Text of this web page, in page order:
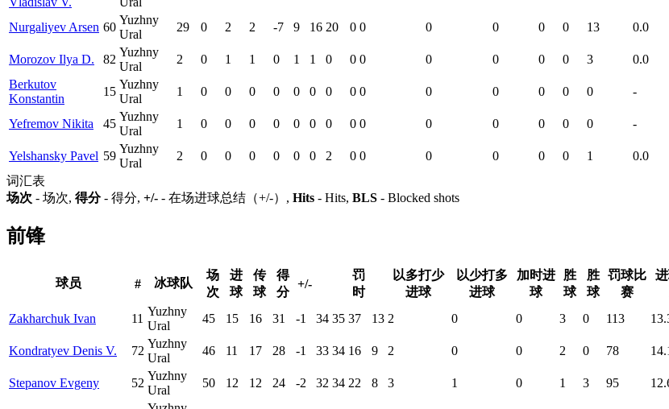
Nurgaliyev Arsen 60
Yuzhny
Ural
29 0 2 2 -7 9 16 20 0 0 0 0 0 0 13 0.0
Morozov Ilya D. 82
Yuzhny
Ural
2 0 1 1 0 1 1 0 0 0 0 0 0 0 3 0.0
Berkutov
Konstantin
15
Yuzhny
Ural
1 0 0 0 0 0 0 0 0 0 0 0 0 0 0 -
Yefremov Nikita 45
Yuzhny
Ural
1 0 0 0 0 0 0 0 0 0 0 0 0 0 0 -
Yelshansky Pavel 59
Yuzhny
Ural
2 0 0 0 0 0 0 2 0 0 0 0 0 0 1 0.0
词汇表
场次 - 场次, 得分- 得分, +/- - 在场进球总结（+/-）, Hits - Hits, BLS - Blocked shots
前锋
球员 # 冰球队
场
次
进
球
传
球
得
分
+/-
罚
时
以多打少
进球
以少打多
进球
加时进
球
胜
球
胜
球
罚球比
赛
Zakharchuk Ivan 11
Yuzhny
Ural
45 15 16 31 -1 34 35 37 13 2 0 0 3 0 113
Kondratyev Denis V. 72
Yuzhny
Ural
46 11 17 28 -1 33 34 16 9 2 0 0 2 0 78
Stepanov Evgeny 52
Yuzhny
Ural
50 12 12 24 -2 32 34 22 8 3 1 0 1 3 95